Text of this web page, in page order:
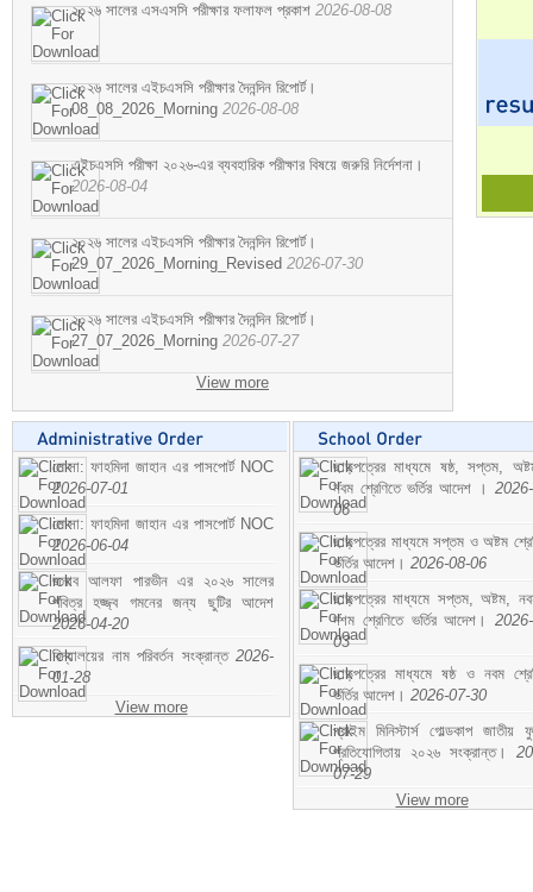
২০২৬ সালের এসএসসি পরীক্ষার ফলাফল প্রকাশ 2026-08-08
২০২৬ সালের এইচএসসি পরীক্ষার দৈনন্দিন রিপোর্ট।
08_08_2026_Morning 2026-08-08
এইচএসসি পরীক্ষা ২০২৬-এর ব্যবহারিক পরীক্ষার বিষয়ে জরুরি নির্দেশনা।
2026-08-04
২০২৬ সালের এইচএসসি পরীক্ষার দৈনন্দিন রিপোর্ট।
29_07_2026_Morning_Revised 2026-07-30
২০২৬ সালের এইচএসসি পরীক্ষার দৈনন্দিন রিপোর্ট।
27_07_2026_Morning 2026-07-27
View more
মোসা: ফাহমিদা জাহান এর পাসপোর্ট NOC
2026-07-01
মোসা: ফাহমিদা জাহান এর পাসপোর্ট NOC
2026-06-04
জনাব আলফা পারভীন এর ২০২৬ সালের
পবিত্র হজ্জ্ব গমনের জন্য ছুটির আদেশ
2026-04-20
বিদ্যালয়ের নাম পরিবর্তন সংক্রান্ত 2026-
01-28
View more
ছাড়পত্রের মাধ্যমে ষষ্ঠ, সপ্তম,
নবম শ্রেণিতে ভর্তির আদেশ ।
06
ছাড়পত্রের মাধ্যমে সপ্তম ও অষ্টম
ভর্তির আদেশ। 2026-08-06
ছাড়পত্রের মাধ্যমে সপ্তম, অষ্টম,
দশম শ্রেণিতে ভর্তির আদেশ।
03
ছাড়পত্রের মাধ্যমে ষষ্ঠ ও নবম
ভর্তির আদেশ। 2026-07-30
প্রাইম মিনিস্টার্স গোল্ডকাপ জাতীয়
প্রতিযোগিতায় ২০২৬ সংক্রান্ত।
07-29
View more